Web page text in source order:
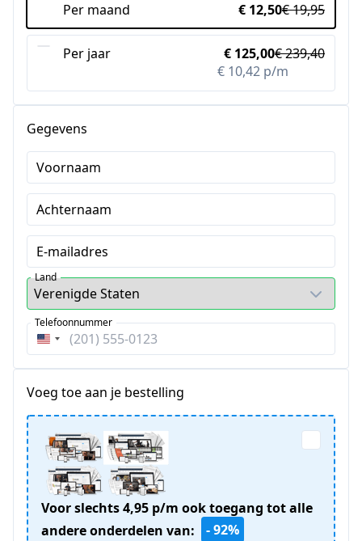
Per maand € 12,50€ 19,95
Per jaar € 125,00€ 239,40
€ 10,42 p/m
Gegevens
Voornaam
Achternaam
E-mailadres
Land
Verenigde
Telefoonnummer
Voeg toe aan je bestelling
Voor slechts 4,95 p/m ook toegang tot alle
andere onderdelen van:
- 92%